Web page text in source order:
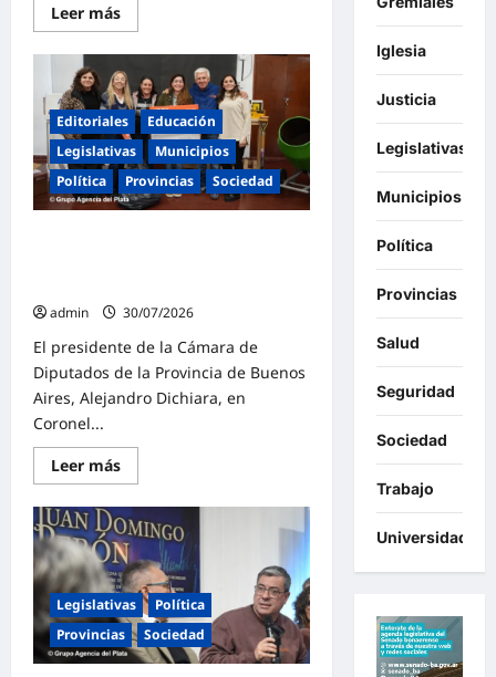
Leer másLee
más
Mas
seguridad
en
Malvinas
Argentinas:
«Allanamientos
en
Grand
Bourg,
secuestraron
cocaína
Editoriales
Educación
Legislativas
Municipios
Política
Provincias Sociedad
admin
30/07/2026
El presidente de la Cámara de
Diputados de la Provincia de Buenos
Aires, Alejandro Dichiara, en
Coronel...
Leer másLee
más
Dichiara
consolidó
su
apoyo
a
la
educación
pública
en
Coronel
Dorrego
Legislativas
Política
Provincias
Sociedad
Iglesia
Justicia
Legislativas
Municipios
Política
Provincias
Salud
Seguridad
Sociedad
Trabajo
Universidades